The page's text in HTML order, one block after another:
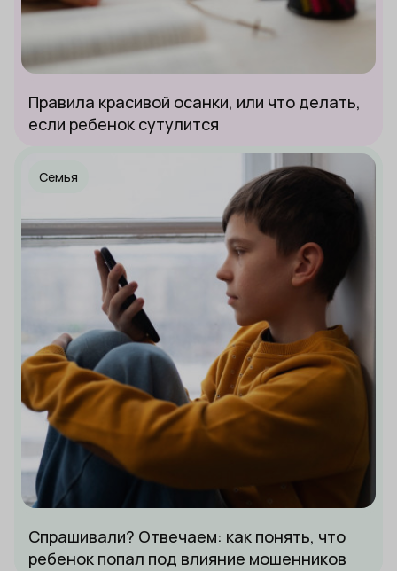
Правила красивой осанки, или что делать,
если ребенок сутулится
Семья
Спрашивали? Отвечаем: как понять, что
ребенок попал под влияние мошенников